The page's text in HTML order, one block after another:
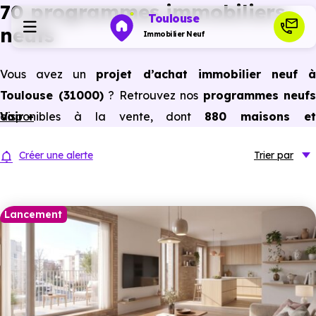
Toulouse
Immobilier Neuf
Actualités
Ressources
Financer
70 programmes immobiliers
neufs
Vous avez un projet d’achat immobilier neuf à
Toulouse (31000)? Retrouvez nos programmes neufs
disponibles à la vente, dont 880 maisons et
prix promoteuret
à Toulouse (31000), vous pouvez aussi bénéficier des
avantages du neuf : PTZ, TVA réduitedans certains cas,
frais de notaire réduits, bonnes performances
énergétiques, garanties constructeur, etc.
Voir +
Créer une alerte Trier par
Lancement